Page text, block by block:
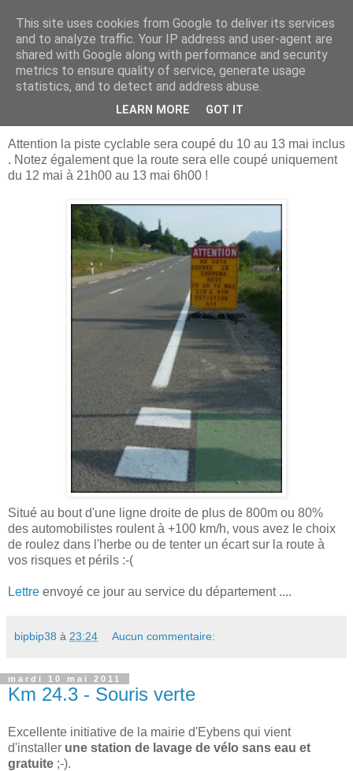
Bougez Autrement
mercredi 11 mai 2011
Km 47.5 - Coupure
Attention la piste cyclable sera coupé du 10 au 13 mai inclus
. Notez également que la route sera elle coupé uniquement
du 12 mai à 21h00 au 13 mai 6h00 !
Situé au bout d'une ligne droite de plus de 800m ou 80%
des automobilistes roulent à +100 km/h, vous avez le choix
de roulez dans l'herbe ou de tenter un écart sur la route à
vos risques et périls :-(
Lettre envoyé ce jour au service du département ....
bipbip38 à 23:24 Aucun commentaire:
mardi 10 mai 2011
Km 24.3 - Souris verte
Excellente initiative de la mairie d'Eybens qui vient
d'installer une station de lavage de vélo sans eau et
gratuite ;-).
This site uses cookies from Google to deliver its services
and to analyze traffic. Your IP address and user-agent are
shared with Google along with performance and security
metrics to ensure quality of service, generate usage
statistics, and to detect and address abuse.
LEARN MORE GOT IT